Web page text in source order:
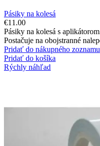
Pásiky na kolesá
€11.00
Pásiky na kolesá s
Postačuje na obojstranné
Pridať do nákupného zoznamu
Pridať do košíka
Rýchly náhľad